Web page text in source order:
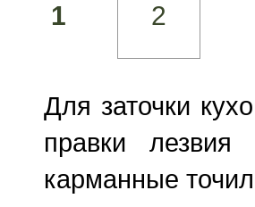
1 2
Для заточки
правки
карманные